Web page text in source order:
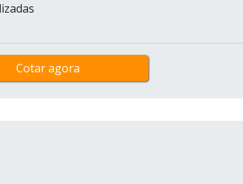
Cotar agora